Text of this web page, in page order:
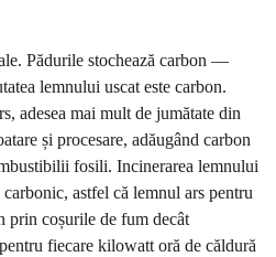
Pădurile stochează carbon —
lemnului uscat este carbon.
adesea mai mult de jumătate din
și procesare, adăugând carbon
fosili. Incinerarea lemnului
astfel că lemnul ars pentru
prin coșurile de fum decât
fiecare kilowatt oră de căldură